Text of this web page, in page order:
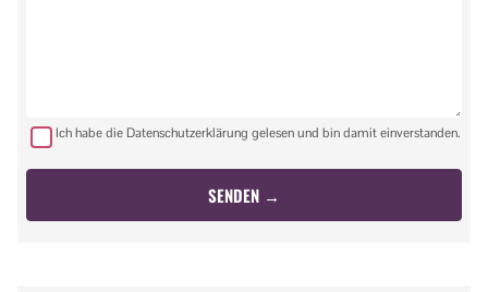
Ich habe die Datenschutzerklärung gelesen und bin damit einverstanden.